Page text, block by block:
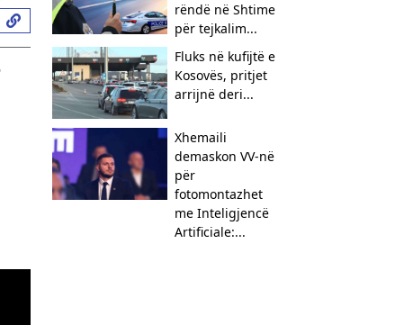
rëndë në Shtime
për tejkalim...
Fluks në kufijtë e
Kosovës, pritjet
arrijnë deri...
Xhemaili
demaskon VV-në
për
fotomontazhet
me Inteligjencë
Artificiale:...